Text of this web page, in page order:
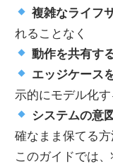
複雑なライフ
れることなく
動作を共有す
エッジケース
示的にモデル化
システムの意
確なまま保てる
このガイドでは